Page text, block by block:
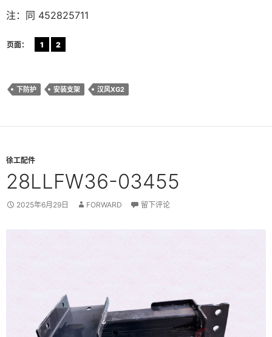
注：同 452825711
页面： 1 2
下防护 安装支架 汉风XG2
徐工配件
28LLFW36-03455
2025年6月29日 FORWARD 留下评论